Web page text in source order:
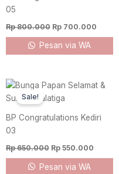
05
Rp800.000 Rp700.000
Pesan via WA
Sale!
BP Congratulations Kediri
03
Rp650.000
Original
price
was:
Rp550.000
Pesan via WA